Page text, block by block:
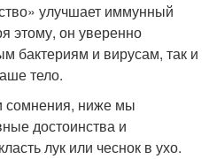
улучшает иммунный
этому, он уверенно
бактериям и вирусам, так и
тело.
сомнения, ниже мы
достоинства и
лук или чеснок в ухо.